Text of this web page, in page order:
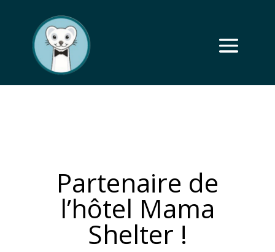
Partenaire de
l’hôtel Mama
Shelter !